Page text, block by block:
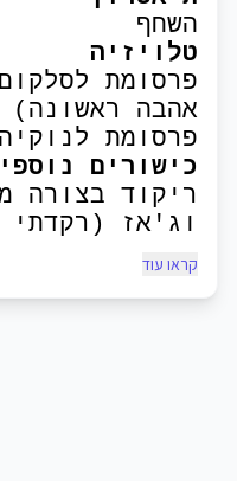
השחף
טלויזיה
אהבה ראשונה)
פרסומת לנוקיה
כישורים
ריקוד בצורה
וג'אז (רקדתי
קראו עוד